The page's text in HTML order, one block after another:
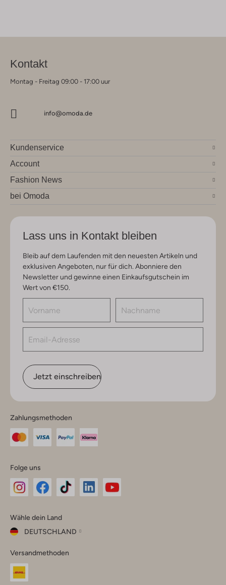
Kontakt
Montag - Freitag 09:00 - 17:00 uur
info@omoda.de
Kundenservice
Account
Fashion News
bei Omoda
Lass uns in Kontakt bleiben
Bleib auf dem Laufenden mit den neuesten Artikeln und
exklusiven Angeboten, nur für dich. Abonniere den
Newsletter und gewinne einen Einkaufsgutschein im
Wert von €150.
Jetzt einschreiben
Zahlungsmethoden
Folge uns
Instagram
Facebook
TikTok
Wähle dein Land
DEUTSCHLAND
dein
Land
Versandmethoden